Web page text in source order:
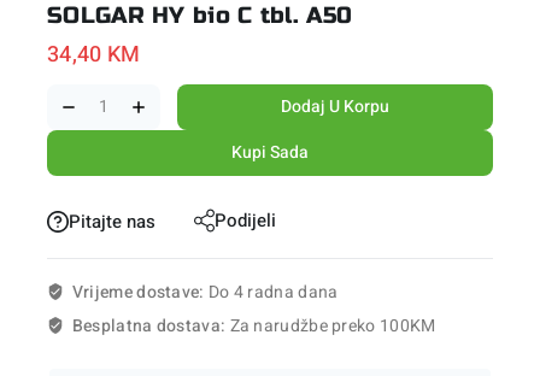
SOLGAR HY bio C tbl. A50
34,40 KM
Dodaj U Korpu
Kupi Sada
Pitajte nas Podijeli
Vrijeme dostave: Do 4 radna dana
Besplatna dostava: Za narudžbe preko 100KM